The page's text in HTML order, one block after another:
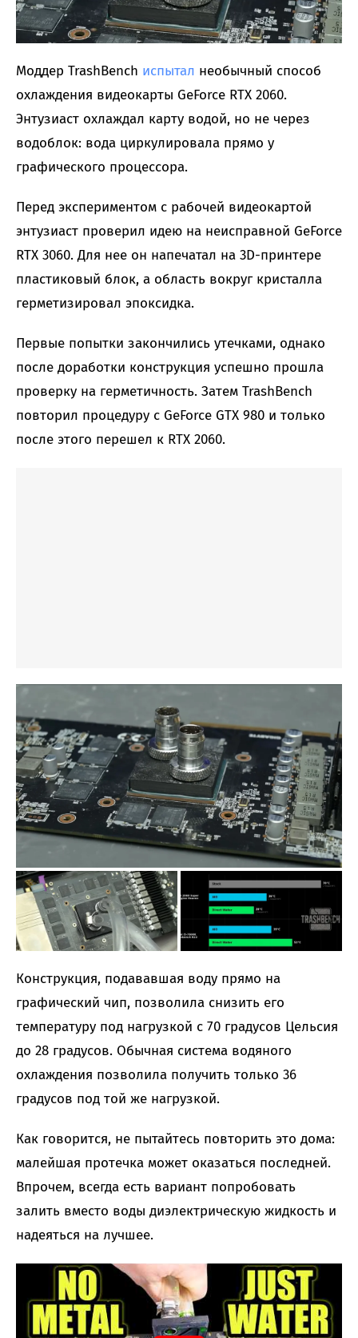
Моддер TrashBench испытал необычный способ
охлаждения видеокарты GeForce RTX 2060.
Энтузиаст охлаждал карту водой, но не через
водоблок: вода циркулировала прямо у
графического процессора.
Перед экспериментом с рабочей видеокартой
энтузиаст проверил идею на неисправной GeForce
RTX 3060. Для нее он напечатал на 3D-принтере
пластиковый блок, а область вокруг кристалла
герметизировал эпоксидка.
Первые попытки закончились утечками, однако
после доработки конструкция успешно прошла
проверку на герметичность. Затем TrashBench
повторил процедуру с GeForce GTX 980 и только
после этого перешел к RTX 2060.
Конструкция, подававшая воду прямо на
графический чип, позволила снизить его
температуру под нагрузкой с 70 градусов Цельсия
до 28 градусов. Обычная система водяного
охлаждения позволила получить только 36
градусов под той же нагрузкой.
Как говорится, не пытайтесь повторить это дома:
малейшая протечка может оказаться последней.
Впрочем, всегда есть вариант попробовать
залить вместо воды диэлектрическую жидкость и
надеяться на лучшее.